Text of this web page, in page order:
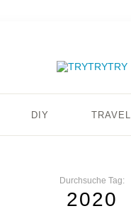
DIY TRAVEL
Durchsuche Tag:
2020